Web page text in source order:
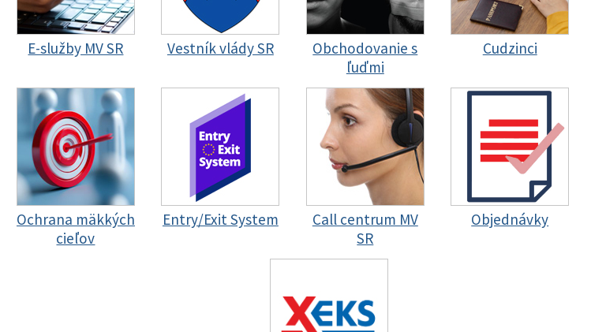
E-služby MV SR Vestník vlády SR
Obchodovanie s
ľuďmi
Cudzinci
Ochrana mäkkých
cieľov
Entry/Exit System
Call centrum MV
SR
Objednávky